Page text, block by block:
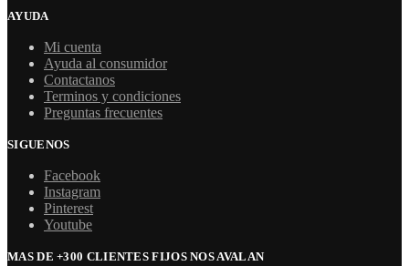
AYUDA
Mi cuenta
Ayuda al consumidor
Contactanos
Terminos y condiciones
Preguntas frecuentes
SIGUENOS
Facebook
Instagram
Pinterest
Youtube
MAS DE +300 CLIENTES FIJOS NOS AVALAN